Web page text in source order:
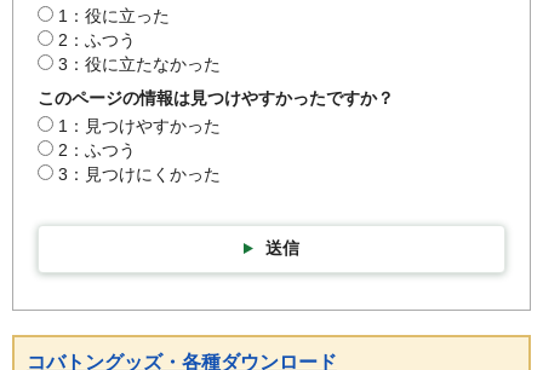
1：役に立った
2：ふつう
3：役に立たなかった
このページの情報は見つけやすかったですか？
1：見つけやすかった
2：ふつう
3：見つけにくかった
送信
コバトングッズ・各種ダウンロード